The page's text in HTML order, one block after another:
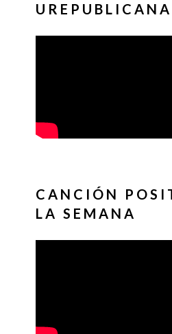
CANCIÓN
LA SEMANA